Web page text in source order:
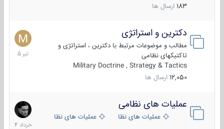
183 ارسال ها
دکترین و استراتژی
مطالب و موضوعات مرتبط با دکترین ، استراتژی و
تاکتیکهای نظامی
Military Doctrine , Strategy & Tactics
12,050 ارسال ها
27
تیر
1405
عملیات های نظامی
عملیات های نظامی ایرانعملیات های نظامی خارجی
5
خرداد
1404